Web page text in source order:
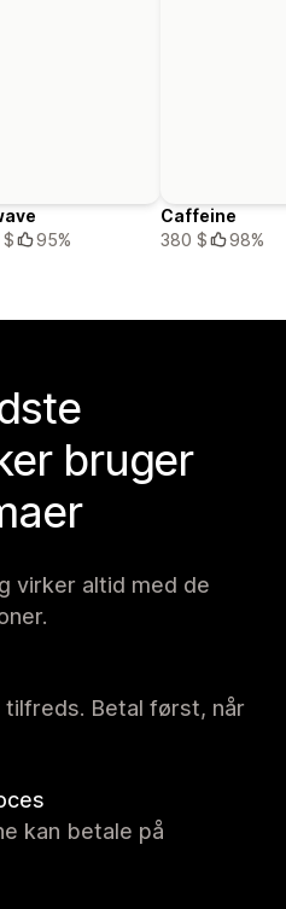
95%
Caffeine
380 $
98%
bruger
virker altid med de
tilfreds. Betal først, når
kan betale på